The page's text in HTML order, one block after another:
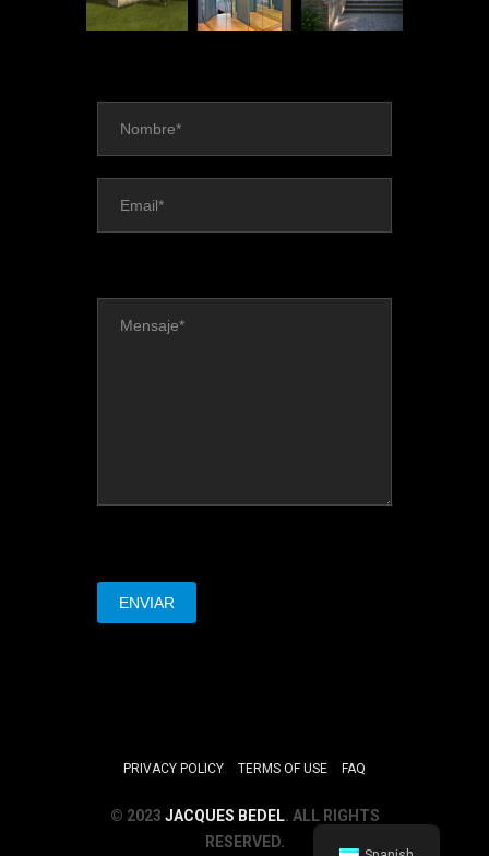
PRIVACY POLICY TERMS OF USE FAQ
© 2023 JACQUES BEDEL. ALL RIGHTS
RESERVED.